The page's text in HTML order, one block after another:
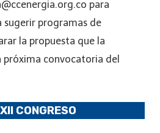
para
sugerir programas de
la propuesta que la
próxima convocatoria del
CONGRESO